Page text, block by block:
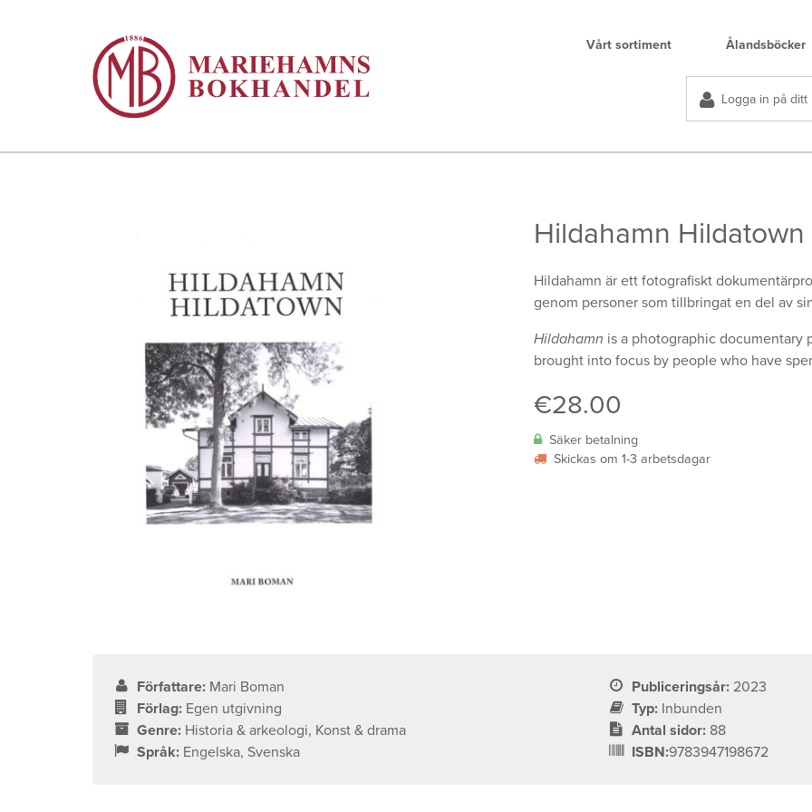
Vårt sortiment Ålandsböcker
Logga in på ditt
Hildahamn Hildatown
Hildahamn är ett fotografiskt
genom personer som tillbringat en del av
Hildahamn is a photographic documentary
brought into focus by people who have
€28.00
Säker betalning
Skickas om 1-3 arbetsdagar
Författare: Mari Boman
Förlag: Egen utgivning
Genre: Historia & arkeologi, Konst & drama
Språk: Engelska, Svenska
Publiceringsår: 2023
Typ: Inbunden
Antal sidor: 88
ISBN:9783947198672